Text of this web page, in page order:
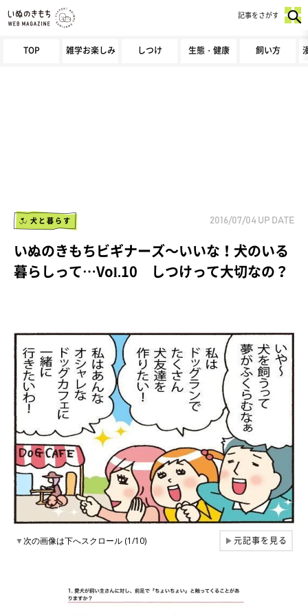
TOP 雑学お楽しみ しつけ 生態・健康 飼い方
記事をさがす
犬と暮らす 2016/07/04 UP DATE
いぬのきもちビギナーズ～いいな！犬のいる
暮らしって…Vol.10 しつけって大切なの？
▼次の画像は下へスクロール (1/10) ▶元記事を見る